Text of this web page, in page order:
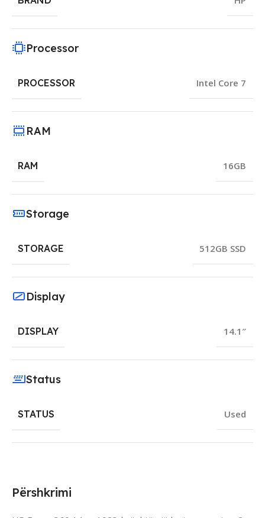
Përshkrimi
Processor
PROCESSOR Intel Core 7
RAM
RAM 16GB
Storage
STORAGE 512GB SSD
Display
DISPLAY 14.1″
Status
STATUS Used